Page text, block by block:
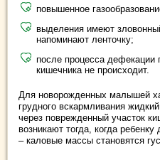
повышенное
выделения имеют
напоминают ленточку;
после процесса дефекации
кишечника не происходит.
Для новорожденных малышей
грудного вскармливания
через поврежденный участок
возникают тогда, когда
– каловые массы становятся